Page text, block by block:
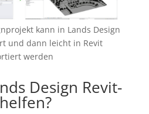
kann in Lands Design
und dann leicht in Revit
werden
Design Revit-